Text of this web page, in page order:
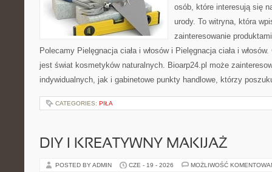
osób, które interesują się
urody. To witryna, która
zainteresowanie
Polecamy Pielęgnacja ciała i włosów i Pielęgnacja ciała i
jest świat kosmetyków naturalnych. Bioarp24.pl może
indywidualnych, jak i gabinetowe punkty handlowe, którzy
CATEGORIES: PIŁA
DIY I KREATYWNY MAKIJAŻ
POSTED BY ADMIN CZE - 19 - 2026 MOŻLIWOŚĆ